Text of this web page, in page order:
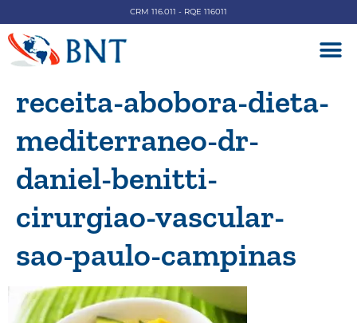
CRM 116.011 - RQE 116011
receita-abobora-dieta-
mediterraneo-dr-
daniel-benitti-
cirurgiao-vascular-
sao-paulo-campinas